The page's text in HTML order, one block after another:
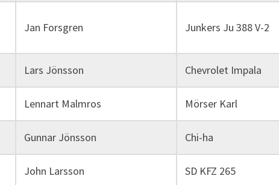
Jan Forsgren Junkers Ju 388 V-2
Lars Jönsson Chevrolet Impala
Lennart Malmros Mörser Karl
Gunnar Jönsson Chi-ha
John Larsson SD KFZ 265